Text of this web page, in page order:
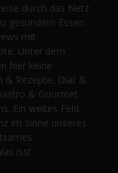
durch das Netz
gesundem Essen
mit
Unter dem
hier keine
& Rezepte, Diät &
& Gourmet
Ein weites Feld,
im Sinne unseres
isst